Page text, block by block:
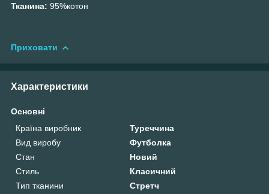
Тканина: 95%котон
Приховати
Характеристики
Основні
Країна виробник
Туреччина
Вид виробу
Футболка
Стан
Новий
Стиль
Класичний
Тип тканини
Стретч